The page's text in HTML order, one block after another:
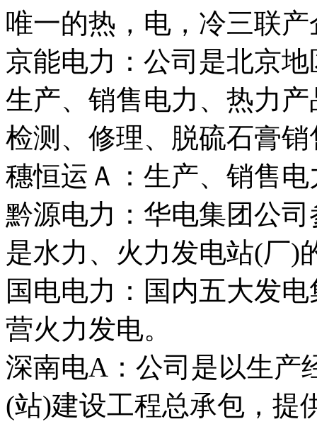
唯一的热，电，冷三联产
京能电力：公司是北京
生产、销售电力、热力
检测、修理、脱硫石膏
穗恒运Ａ：生产、销售
黔源电力：华电集团公
是水力、火力发电站(厂)
国电电力：国内五大发
营火力发电。
深南电A：公司是以生产
(站)建设工程总承包，提